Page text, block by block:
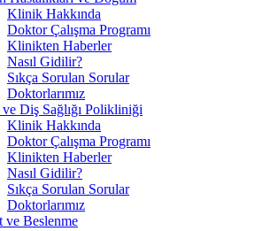
Klinik Hakkında
Doktor Çalışma Programı
Klinikten Haberler
Nasıl Gidilir?
Sıkça Sorulan Sorular
Doktorlarımız
ve Diş Sağlığı Polikliniği
Klinik Hakkında
Doktor Çalışma Programı
Klinikten Haberler
Nasıl Gidilir?
Sıkça Sorulan Sorular
Doktorlarımız
ve Beslenme